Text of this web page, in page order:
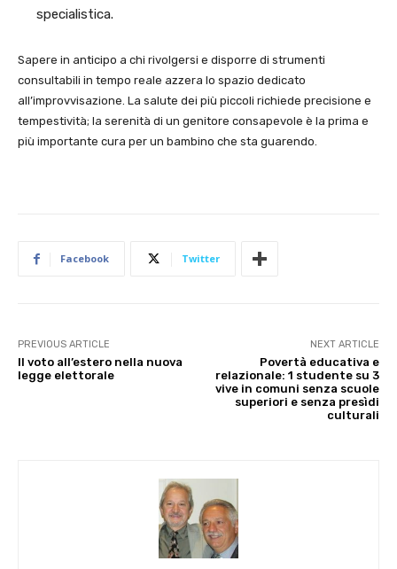
specialistica.
Sapere in anticipo a chi rivolgersi e disporre di strumenti
consultabili in tempo reale azzera lo spazio dedicato
all’improvvisazione. La salute dei più piccoli richiede precisione e
tempestività; la serenità di un genitore consapevole è la prima e
più importante cura per un bambino che sta guarendo.
Facebook Twitter
PREVIOUS ARTICLE
Il voto all’estero nella nuova
legge elettorale
NEXT ARTICLE
Povertà educativa e
relazionale: 1 studente su 3
vive in comuni senza scuole
superiori e senza presìdi
culturali